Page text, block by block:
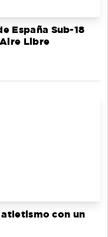
España Sub-18
Libre
con un